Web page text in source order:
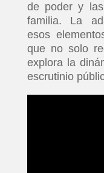
de poder y
familia. La
esos
que no solo
explora la
escrutinio